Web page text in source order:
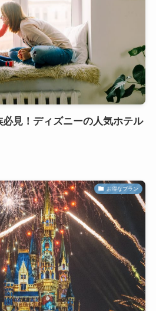
見！ディズニーの人気ホテル
お得なプラン